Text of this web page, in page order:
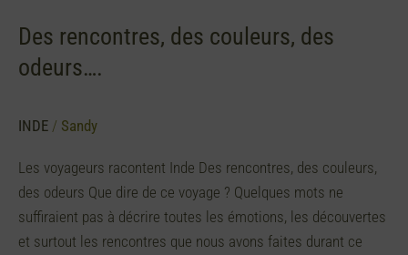
Des rencontres, des couleurs, des
odeurs….
INDE / Sandy
Les voyageurs racontent Inde Des rencontres, des couleurs,
des odeurs Que dire de ce voyage ? Quelques mots ne
suffiraient pas à décrire toutes les émotions, les découvertes
et surtout les rencontres que nous avons faites durant ce